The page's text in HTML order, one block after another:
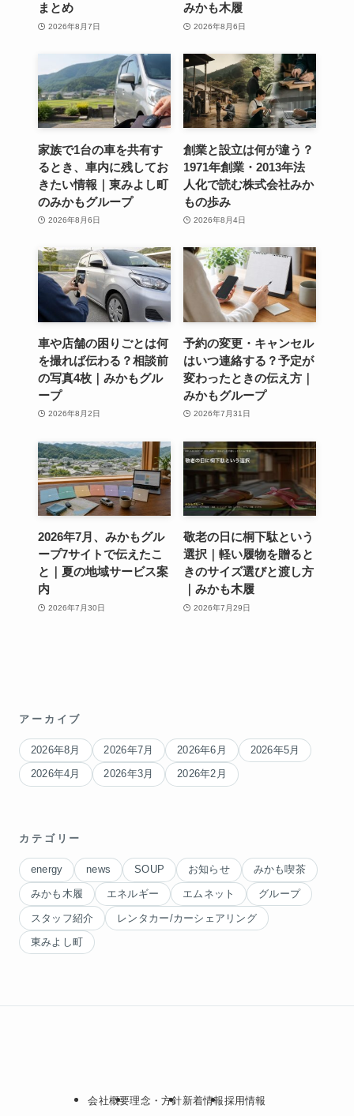
まとめ
2026年8月7日
みかも木履
2026年8月6日
家族で1台の車を共有す
るとき、車内に残してお
きたい情報｜東みよし町
のみかもグループ
2026年8月6日
創業と設立は何が違う？
1971年創業・2013年法
人化で読む株式会社みか
もの歩み
2026年8月4日
車や店舗の困りごとは何
を撮れば伝わる？相談前
の写真4枚｜みかもグル
ープ
2026年8月2日
予約の変更・キャンセル
はいつ連絡する？予定が
変わったときの伝え方｜
みかもグループ
2026年7月31日
2026年7月、みかもグル
ープ7サイトで伝えたこ
と｜夏の地域サービス案
内
2026年7月30日
敬老の日に桐下駄という
選択｜軽い履物を贈ると
きのサイズ選びと渡し方
｜みかも木履
2026年7月29日
アーカイブ
2026年8月 2026年7月 2026年6月 2026年5月
2026年4月 2026年3月 2026年2月
カテゴリー
energy news SOUP お知らせ みかも喫茶
みかも木履 エネルギー エムネット グループ
スタッフ紹介 レンタカー/カーシェアリング
東みよし町
会社概要理念・方針新着情報採用情報